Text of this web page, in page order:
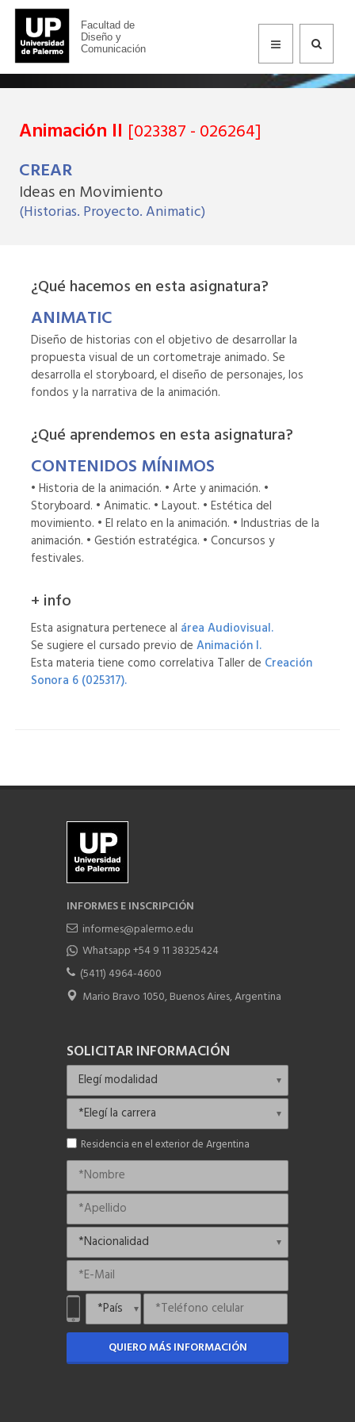
Facultad de
Diseño y
Comunicación
Animación II
Animación II [023387 - 026264]
CREAR
Ideas en Movimiento
(Historias. Proyecto. Animatic)
¿Qué hacemos en esta asignatura?
ANIMATIC
Diseño de historias con el objetivo de desarrollar la
propuesta visual de un cortometraje animado. Se
desarrolla el storyboard, el diseño de personajes, los
fondos y la narrativa de la animación.
¿Qué aprendemos en esta asignatura?
CONTENIDOS MÍNIMOS
• Historia de la animación. • Arte y animación. •
Storyboard. • Animatic. • Layout. • Estética del
movimiento. • El relato en la animación. • Industrias de la
animación. • Gestión estratégica. • Concursos y
festivales.
+ info
Esta asignatura pertenece al área Audiovisual.
Se sugiere el cursado previo de Animación I.
Esta materia tiene como correlativa Taller de Creación
Sonora 6 (025317).
INFORMES E INSCRIPCIÓN
informes@palermo.edu
Whatsapp +54 9 11 38325424
(5411) 4964-4600
Mario Bravo 1050, Buenos Aires, Argentina
SOLICITAR INFORMACIÓN
Residencia en el exterior de Argentina
QUIERO MÁS INFORMACIÓN